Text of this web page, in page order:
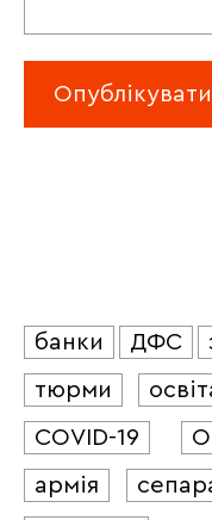
банки ДФС
тюрми
COVID-19
армія